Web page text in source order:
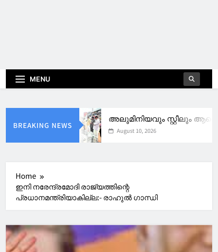
MENU
BREAKING NEWS
അലുമിനിയവും സ്റ്റീലും
August 10, 2026
Home
ഇനി നരേന്ദ്രമോദി രാജ്യത്തിന്റെ
പ്രധാനമന്ത്രിയാകില്ല:- രാഹുല്‍ ഗാന്ധി